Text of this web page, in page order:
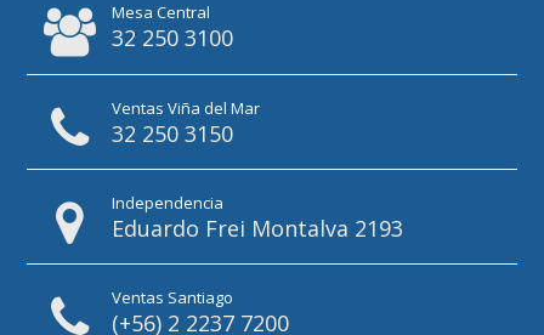
Mesa Central
32 250 3100
Ventas Viña del Mar
32 250 3150
Independencia
Eduardo Frei Montalva 2193
Ventas Santiago
(+56) 2 2237 7200